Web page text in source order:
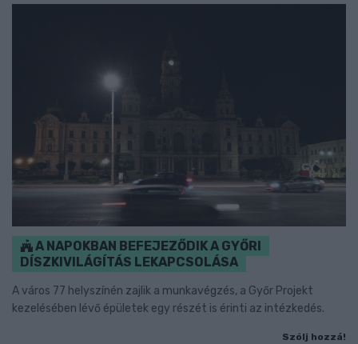
A NAPOKBAN BEFEJEZŐDIK A GYŐRI
DÍSZKIVILÁGÍTÁS LEKAPCSOLÁSA
A város 77 helyszínén zajlik a munkavégzés, a Győr Projekt
kezelésében lévő épületek egy részét is érinti az intézkedés.
Szólj hozzá!